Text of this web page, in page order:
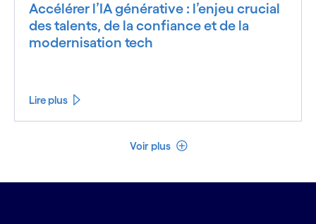
Accélérer l’IA générative : l’enjeu crucial
des talents, de la confiance et de la
modernisation tech
Lire plus
Voir plus Voir moins